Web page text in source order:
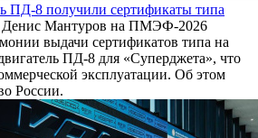
ПД-8 получили сертификаты типа
Денис Мантуров на ПМЭФ-2026
выдачи сертификатов типа на
ПД-8 для «Суперджета», что
эксплуатации. Об этом
России.